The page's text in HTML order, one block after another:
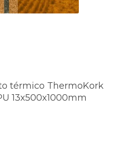
térmico ThermoKork
13x500x1000mm